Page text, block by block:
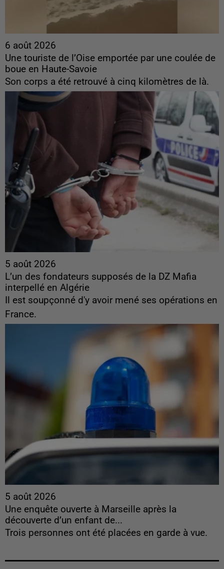
6 août 2026
Une touriste de l’Oise emportée par une coulée de
boue en Haute-Savoie
Son corps a été retrouvé à cinq kilomètres de là.
5 août 2026
L’un des fondateurs supposés de la DZ Mafia
interpellé en Algérie
Il est soupçonné d'y avoir mené ses opérations en
France.
5 août 2026
Une enquête ouverte à Marseille après la
découverte d’un enfant de...
Trois personnes ont été placées en garde à vue.